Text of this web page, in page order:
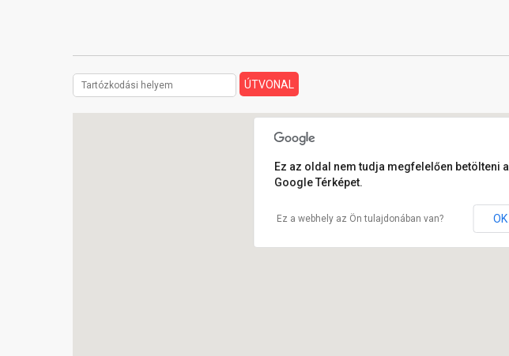
Ez az oldal nem tudja megfelelően betölteni a
Google Térképet.
Ez a webhely az Ön tulajdonában van? OK